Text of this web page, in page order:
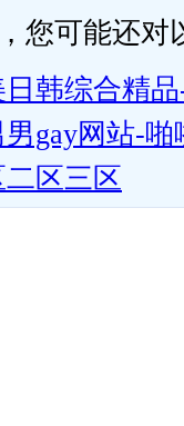
您可能还对
韩综合精
gay网站-
区三区